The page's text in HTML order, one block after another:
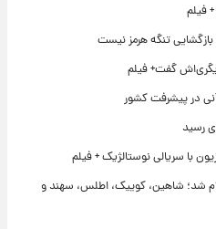
فیلم
تنگه هرمز نیست
گفت+ فیلم
در پیشرفت کشور
رسید
با سریالی نوستالژیک + فیلم
شد؛ شاهین، کوییک، اطلس، سهند و